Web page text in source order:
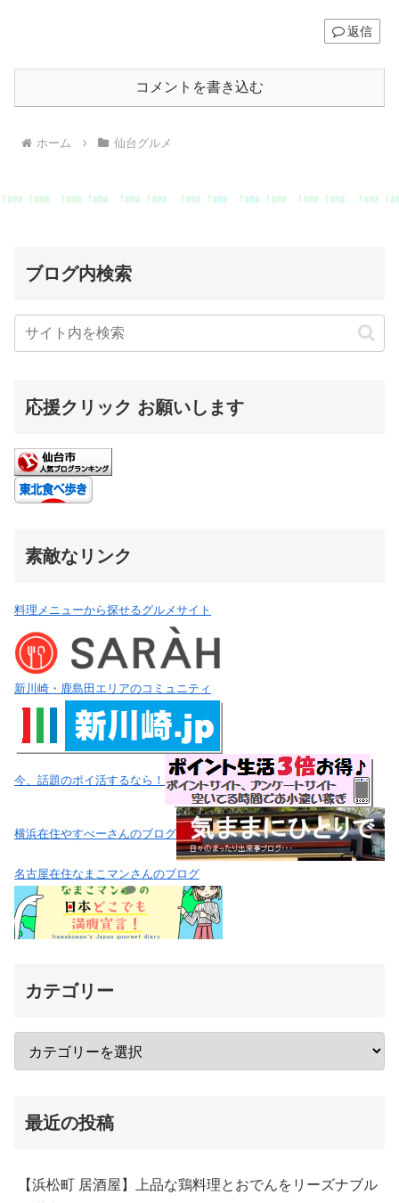
返信
コメントを書き込む
ホーム 仙台グルメ
ブログ内検索
応援クリック お願いします
素敵なリンク
料理メニューから探せるグルメサイト
新川崎・鹿島田エリアのコミュニティ
今、話題のポイ活するなら！
横浜在住やすべーさんのブログ
名古屋在住なまこマンさんのブログ
カテゴリー
最近の投稿
【浜松町 居酒屋】上品な鶏料理とおでんをリーズナブル